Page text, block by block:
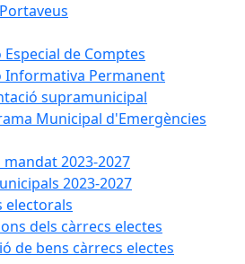
Especial de Comptes
Informativa Permanent
supramunicipal
Municipal d'Emergències
mandat 2023-2027
2023-2027
electorals
dels càrrecs electes
de bens càrrecs electes